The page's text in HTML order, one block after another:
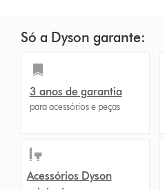
Só a Dyson garante:
3 anos de garantia
para acessórios e peças
Acessórios Dyson